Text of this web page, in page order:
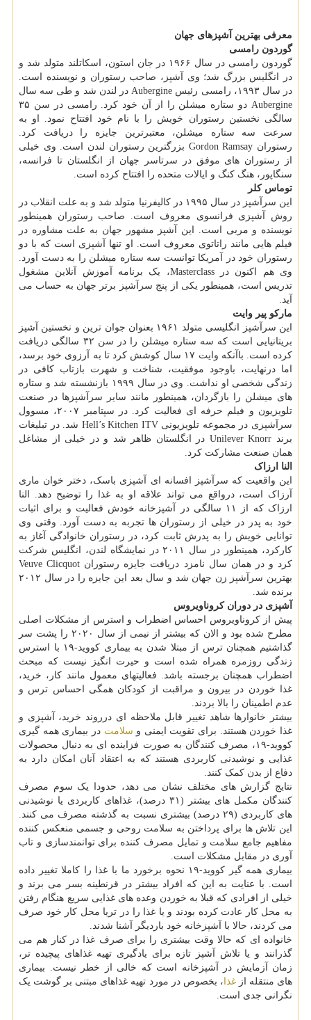
معرفی بهترین آشپزهای جهان
گوردون رامسی
گوردون رامسی در سال ۱۹۶۶ در جان استون، اسکاتلند متولد شد و
در انگلیس بزرگ شد؛ وی آشپز، صاحب رستوران و نویسنده است.
در سال ۱۹۹۳، رامسی رئیس Aubergine در لندن شد و طی سه سال
Aubergine دو ستاره میشلن را از آن خود کرد. رامسی در سن ۳۵
سالگی نخستین رستوران خویش را با نام خود افتتاح نمود. او به
سرعت سه ستاره میشلن، معتبرترین جایزه را دریافت کرد.
رستوران Gordon Ramsay بزرگترین رستوران لندن است. وی خیلی
از رستوران های موفق در سرتاسر جهان از انگلستان تا فرانسه،
سنگاپور، هنگ کنگ و ایالات متحده را افتتاح کرده است.
توماس کلر
این سرآشپز در سال ۱۹۹۵ در کالیفرنیا متولد شد و به علت انقلاب در
روش آشپزی فرانسوی معروف است. صاحب رستوران همینطور
نویسنده و مربی است. این آشپز مشهور جهان به علت مشاوره در
فیلم هایی مانند راتاتوی معروف است. او تنها آشپزی است که با دو
رستوران خود در آمریکا توانست سه ستاره میشلن را به دست آورد.
وی هم اکنون در Masterclass، یک برنامه آموزش آنلاین مشغول
تدریس است، همینطور یکی از پنج سرآشپز برتر جهان به حساب می
آید.
مارکو پیر وایت
این سرآشپز انگلیسی متولد ۱۹۶۱ بعنوان جوان ترین و نخستین آشپز
بریتانیایی است که سه ستاره میشلن را در سن ۳۲ سالگی دریافت
کرده است. باآنکه وایت ۱۷ سال کوشش کرد تا به آرزوی خود برسد،
اما درنهایت، باوجود موفقیت، شناخت و شهرت بازتاب کافی در
زندگی شخصی او نداشت. وی در سال ۱۹۹۹ بازنشسته شد و ستاره
های میشلن را بازگردان، همینطور مانند سایر سرآشپزها در صنعت
تلویزیون و فیلم حرفه ای فعالیت کرد. در سپتامبر ۲۰۰۷، مسوول
سرآشپزی در مجموعه تلویزیونی Hell’s Kitchen ITV شد. در تبلیغات
برند Unilever Knorr در انگلستان ظاهر شد و در خیلی از مشاغل
همان صنعت مشارکت کرد.
النا ارزاک
این واقعیت که سرآشپز افسانه ای آشپزی باسک، دختر خوان ماری
آرزاک است، درواقع می تواند علاقه او به غذا را توضیح دهد. النا
ارزاک که از ۱۱ سالگی در آشپزخانه خودش فعالیت و برای اثبات
خود به پدر در خیلی از رستوران ها تجربه به دست آورد. وقتی وی
توانایی خویش را به پدرش ثابت کرد، در رستوران خانوادگی آغاز به
کارکرد، همینطور در سال ۲۰۱۱ در نمایشگاه لندن، انگلیس شرکت
کرد و در همان سال نامزد دریافت جایزه رستوران Veuve Clicquot
بهترین سرآشپز زن جهان شد و سال بعد این جایزه را در سال ۲۰۱۲
برنده شد.
آشپزی در دوران کروناویروس
پیش از کروناویروس احساس اضطراب و استرس از مشکلات اصلی
مطرح شده بود و الان که بیشتر از نیمی از سال ۲۰۲۰ را پشت سر
گذاشتیم همچنان ترس از مبتلا شدن به بیماری کووید-۱۹ با استرس
زندگی روزمره همراه شده است و حیرت انگیز نیست که مبحث
اضطراب همچنان برجسته باشد. فعالیتهای معمول مانند کار، خرید،
غذا خوردن در بیرون و مراقبت از کودکان همگی احساس ترس و
عدم اطمینان را بالا بردند.
بیشتر خانوارها شاهد تغییر قابل ملاحظه ای درروند خرید، آشپزی و
غذا خوردن هستند. برای تقویت ایمنی و سلامت در بیماری همه گیری
کووید-۱۹، مصرف کنندگان به صورت فزاینده ای به دنبال محصولات
غذایی و نوشیدنی کاربردی هستند که به اعتقاد آنان امکان دارد به
دفاع از بدن کمک کنند.
نتایج گزارش های مختلف نشان می دهد، حدودا یک سوم مصرف
کنندگان مکمل های بیشتر (۳۱ درصد)، غذاهای کاربردی یا نوشیدنی
های کاربردی (۲۹ درصد) بیشتری نسبت به گذشته مصرف می کنند.
این تلاش ها برای پرداختن به سلامت روحی و جسمی منعکس کننده
مفاهیم جامع سلامت و تمایل مصرف کننده برای توانمندسازی و تاب
آوری در مقابل مشکلات است.
بیماری همه گیر کووید-۱۹ نحوه برخورد ما با غذا را کاملا تغییر داده
است. با عنایت به این که افراد بیشتر در قرنطینه بسر می برند و
خیلی از افرادی که قبلا به خوردن وعده های غذایی سریع هنگام رفتن
به محل کار عادت کرده بودند و یا غذا را در تریا محل کار خود صرف
می کردند، حالا با آشپزخانه خود باردیگر آشنا شدند.
خانواده ای که حالا وقت بیشتری را برای صرف غذا در کنار هم می
گذرانند و یا تلاش آشپز تازه برای یادگیری تهیه غذاهای پیچیده تر،
زمان آزمایش در آشپزخانه است که خالی از خطر نیست. بیماری
های منتقله ازغذا ، بخصوص در مورد تهیه غذاهای مبتنی بر گوشت یک
نگرانی جدی است.